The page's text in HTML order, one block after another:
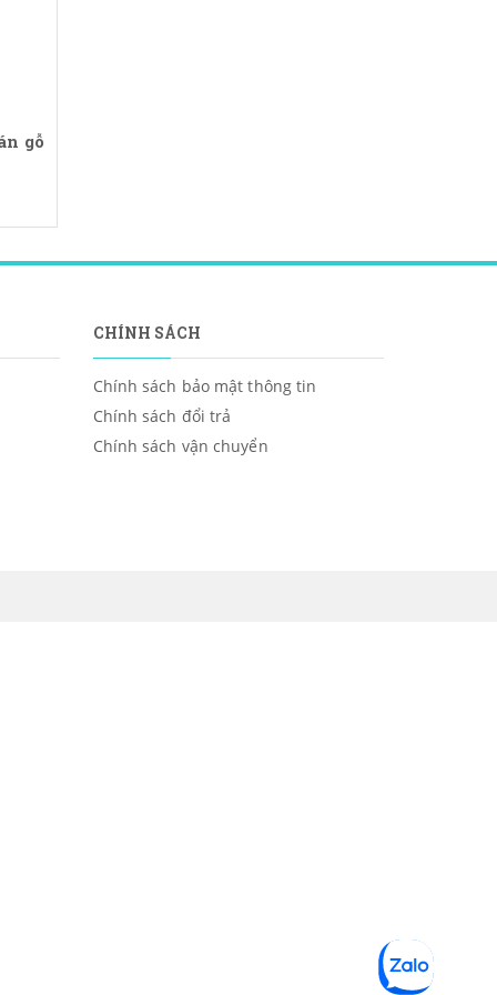
gỗ
CHÍNH SÁCH
Chính sách bảo mật thông tin
Chính sách đổi trả
Chính sách vận chuyển